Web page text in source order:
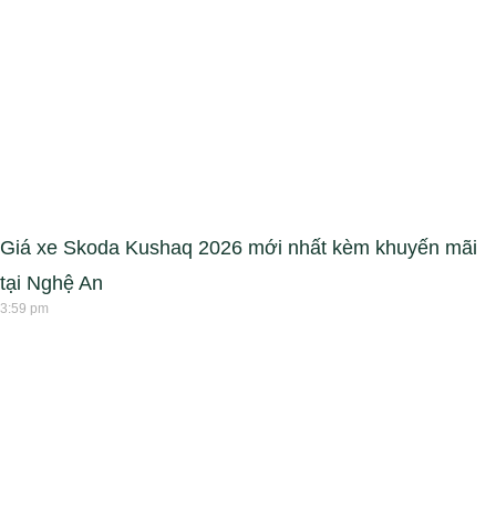
Giá xe Skoda Kushaq 2026 mới nhất kèm khuyến mãi
tại Nghệ An
3:59 pm